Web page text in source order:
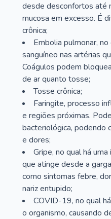
desde desconfortos até
mucosa em excesso. É
crônica;
Embolia pulmonar,
sanguíneo nas artérias
Coágulos podem
de ar quanto tosse;
Tosse crônica;
Faringite, processo
e regiões próximas.
bacteriológica, podendo
e dores;
Gripe, no qual há
que atinge desde a
como sintomas febre,
nariz entupido;
COVID-19, no qual
o organismo, causando